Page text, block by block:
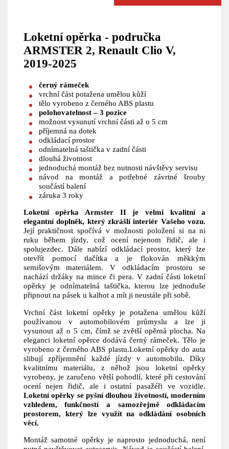
Loketní opěrka - područka
ARMSTER 2, Renault Clio V,
2019-2025
černý rámeček
vrchní část potažena umělou kůží
tělo vyrobeno z černého ABS plastu
polohovatelnost – 3 pozice
možnost vysunutí vrchní části až o 5 cm
příjemná na dotek
odkládací prostor
odnímatelná taštička v zadní části
dlouhá životnost
jednoduchá montáž bez nutnosti návštěvy servisu
návod na montáž a potřebné závrtné šrouby
součástí balení
záruka 3 roky
Loketní opěrka Armster II je velmi kvalitní a
elegantní doplněk, který zkrášlí interiér Vašeho vozu.
Její praktičnost spočívá v možnosti položení si na ni
ruku během jízdy, což ocení nejenom řidič, ale i
spolujezdec. Dále nabízí odkládací prostor, který lze
otevřít pomocí tlačítka a je flokován měkkým
semišovým materiálem. V odkládacím prostoru se
nachází držáky na mince či pera. V zadní části loketní
opěrky je odnímatelná taštička, kterou lze jednoduše
připnout na pásek u kalhot a mít ji neustále při sobě.
Vrchní část loketní opěrky je potažena umělou kůží
používanou v automobilovém průmyslu a lze ji
vysunout až o 5 cm, čímž se zvětší opěrná plocha. Na
eleganci loketní opěrce dodává černý rámeček. Tělo je
vyrobeno z černého ABS plastu.Loketní opěrky do auta
slibují zpříjemnění každé jízdy v automobilu. Díky
kvalitnímu materiálu, z něhož jsou loketní opěrky
vyrobeny, je zaručeno větší pohodlí, které při cestování
ocení nejen řidič, ale i ostatní pasažéři ve vozidle.
Loketní opěrky se pyšní dlouhou životností, moderním
vzhledem, funkčností a samozřejmě odkládacím
prostorem, který lze využít na odkládání osobních
věcí.
Montáž samotné opěrky je naprosto jednoduchá, není